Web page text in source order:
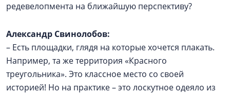
редевелопмента на ближайшую перспективу?
Александр Свинолобов:
– Есть площадки, глядя на которые хочется плакать.
Например, та же территория «Красного
треугольника». Это классное место со своей
историей! Но на практике – это лоскутное одеяло из